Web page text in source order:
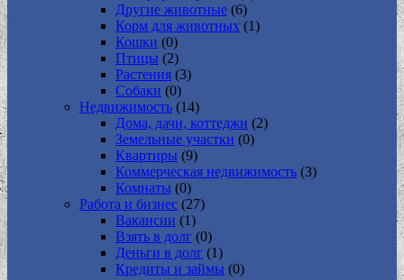
Другие животные (6)
Корм для животных (1)
Кошки (0)
Птицы (2)
Растения (3)
Собаки (0)
Недвижимость (14)
Дома, дачи, коттеджи (2)
Земельные участки (0)
Квартиры (9)
Коммерческая недвижимость (3)
Комнаты (0)
Работа и бизнес (27)
Вакансии (1)
Взять в долг (0)
Деньги в долг (1)
Кредиты и займы (0)